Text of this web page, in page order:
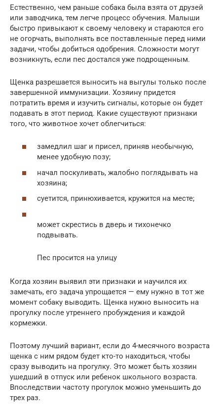
Естественно, чем раньше собака была взята от друзей
или заводчика, тем легче процесс обучения. Малыши
быстро привыкают к своему человеку и стараются его
не огорчать, выполнять все поставленные перед ними
задачи, чтобы добиться одобрения. Сложности могут
возникнуть, если пес достался уже подрощенным.
Щенка разрешается выносить на выгулы только после
завершенной иммунизации. Хозяину придется
потратить время и изучить сигналы, которые он будет
подавать в этот период. Какие существуют признаки
того, что животное хочет облегчиться:
замедлил шаг и присел, приняв необычную,
менее удобную позу;
начал поскуливать, жалобно поглядывать на
хозяина;
суетится, принюхивается, кружится на месте;
может скрестись в дверь и тихонечко
подвывать.
Пес просится на улицу
Когда хозяин выявил эти признаки и научился их
замечать, его задача упрощается — ему нужно в тот же
момент собаку выводить. Щенка нужно выносить на
прогулку после утреннего пробуждения и каждой
кормежки.
Поэтому лучший вариант, если до 4-месячного возраста
щенка с ним рядом будет кто-то находиться, чтобы
сразу выводить на прогулку. Это может быть хозяин
ушедший в отпуск или ребенок школьного возраста.
Впоследствии частоту прогулок можно уменьшить до
трех раз.